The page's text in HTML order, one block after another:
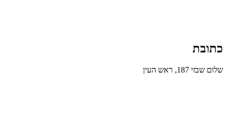
כתובת
שלום שבזי 187, ראש העין